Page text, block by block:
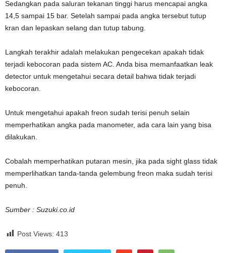
Sedangkan pada saluran tekanan tinggi harus mencapai angka
14,5 sampai 15 bar. Setelah sampai pada angka tersebut tutup
kran dan lepaskan selang dan tutup tabung.
Langkah terakhir adalah melakukan pengecekan apakah tidak
terjadi kebocoran pada sistem AC. Anda bisa memanfaatkan leak
detector untuk mengetahui secara detail bahwa tidak terjadi
kebocoran.
Untuk mengetahui apakah freon sudah terisi penuh selain
memperhatikan angka pada manometer, ada cara lain yang bisa
dilakukan.
Cobalah memperhatikan putaran mesin, jika pada sight glass tidak
memperlihatkan tanda-tanda gelembung freon maka sudah terisi
penuh.
Sumber : Suzuki.co.id
Post Views: 413